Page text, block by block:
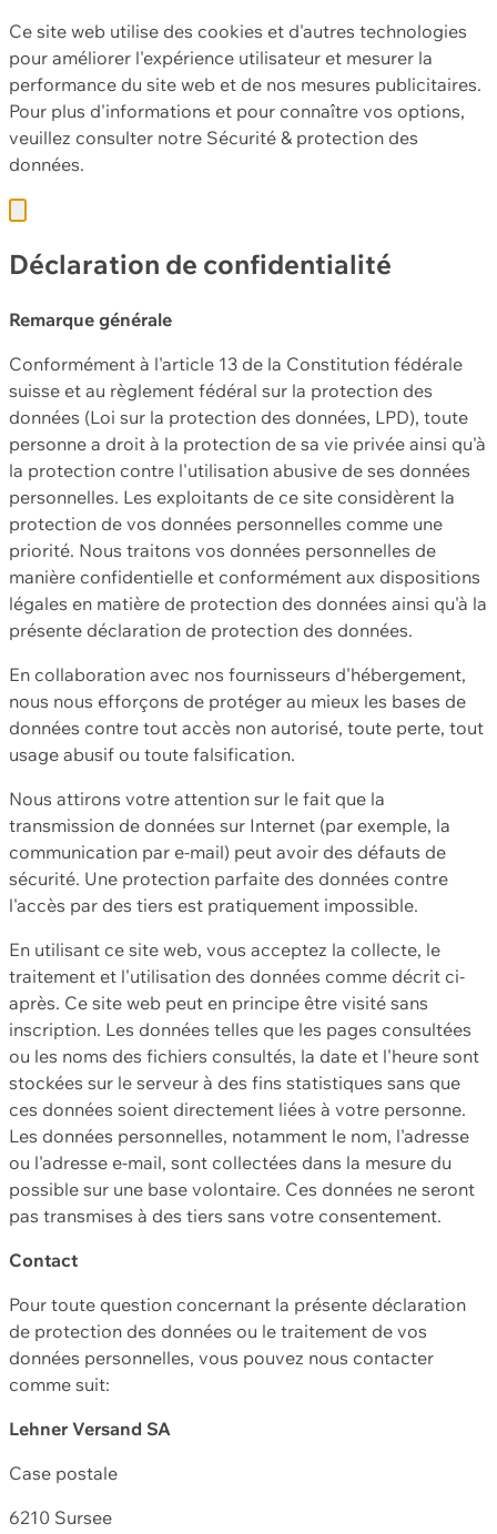
Ce site web utilise des cookies et d'autres technologies
pour améliorer l'expérience utilisateur et mesurer la
performance du site web et de nos mesures publicitaires.
Pour plus d'informations et pour connaître vos options,
veuillez consulter notre Sécurité & protection des
données.
Déclaration de confidentialité
Remarque générale
Conformément à l'article 13 de la Constitution fédérale
suisse et au règlement fédéral sur la protection des
données (Loi sur la protection des données, LPD), toute
personne a droit à la protection de sa vie privée ainsi qu'à
la protection contre l'utilisation abusive de ses données
personnelles. Les exploitants de ce site considèrent la
protection de vos données personnelles comme une
priorité. Nous traitons vos données personnelles de
manière confidentielle et conformément aux dispositions
légales en matière de protection des données ainsi qu'à la
présente déclaration de protection des données.
En collaboration avec nos fournisseurs d'hébergement,
nous nous efforçons de protéger au mieux les bases de
données contre tout accès non autorisé, toute perte, tout
usage abusif ou toute falsification.
Nous attirons votre attention sur le fait que la
transmission de données sur Internet (par exemple, la
communication par e-mail) peut avoir des défauts de
sécurité. Une protection parfaite des données contre
l'accès par des tiers est pratiquement impossible.
En utilisant ce site web, vous acceptez la collecte, le
traitement et l'utilisation des données comme décrit ci-
après. Ce site web peut en principe être visité sans
inscription. Les données telles que les pages consultées
ou les noms des fichiers consultés, la date et l'heure sont
stockées sur le serveur à des fins statistiques sans que
ces données soient directement liées à votre personne.
Les données personnelles, notamment le nom, l'adresse
ou l'adresse e-mail, sont collectées dans la mesure du
possible sur une base volontaire. Ces données ne seront
pas transmises à des tiers sans votre consentement.
Contact
Pour toute question concernant la présente déclaration
de protection des données ou le traitement de vos
données personnelles, vous pouvez nous contacter
comme suit:
Lehner Versand SA
Case postale
6210 Sursee